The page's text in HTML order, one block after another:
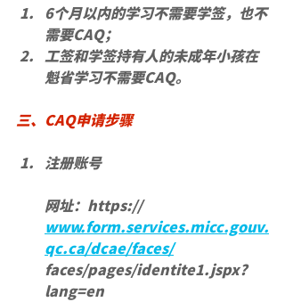
6个月以内的学习不需要学签，也不
需要CAQ；
工签和学签持有人的未成年小孩在
魁省学习不需要CAQ。
三、CAQ申请步骤
注册账号
网址：https://
www.form.services.micc.gouv.
qc.ca/dcae/faces/
faces/pages/identite1.jspx?
lang=en